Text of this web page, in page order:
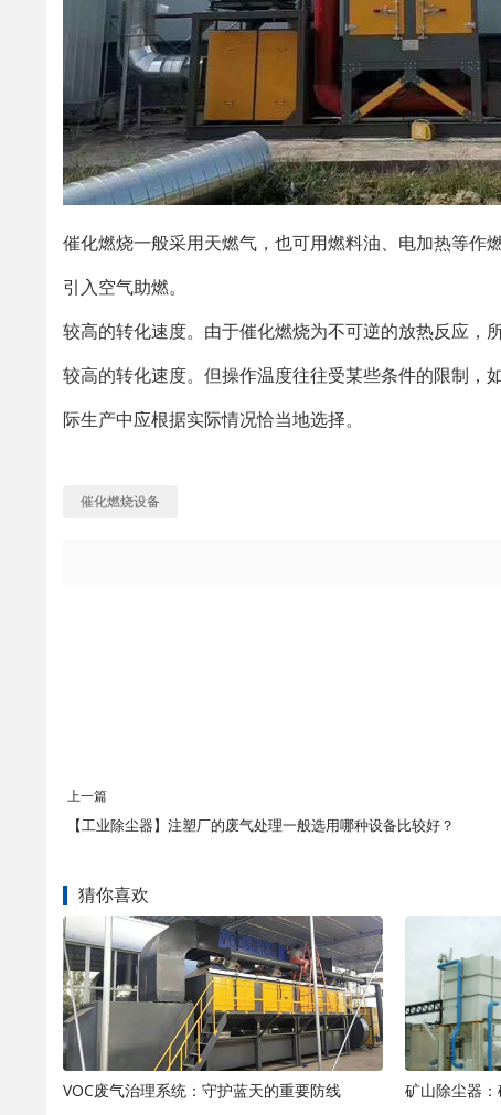
催化燃烧一般采用天燃气，也可用燃料油、电加热等作
引入空气助燃。
较高的转化速度。由于催化燃烧为不可逆的放热反应，
较高的转化速度。但操作温度往往受某些条件的限制，
际生产中应根据实际情况恰当地选择。
催化燃烧设备
上一篇
【工业除尘器】注塑厂的废气处理一般选用哪种设备比较好？
猜你喜欢
VOC废气治理系统：守护蓝天的重要防线